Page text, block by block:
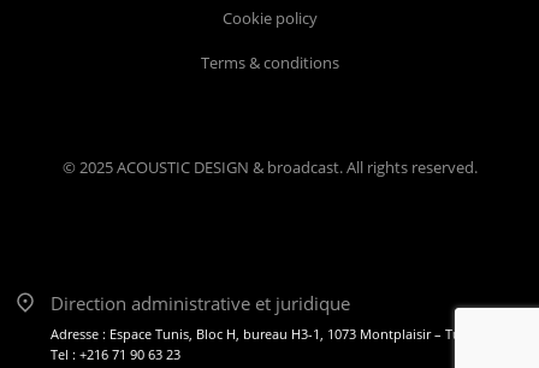
© 2025 ACOUSTIC DESIGN & broadcast. All rights reserved.
Cookie policy
Terms & conditions
Direction administrative et juridique
Adresse : Espace Tunis, Bloc H, bureau H3-1, 1073 Montplaisir – Tunis
Tel : +216 71 90 63 23